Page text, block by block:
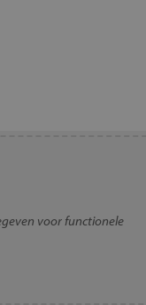
voor functionele